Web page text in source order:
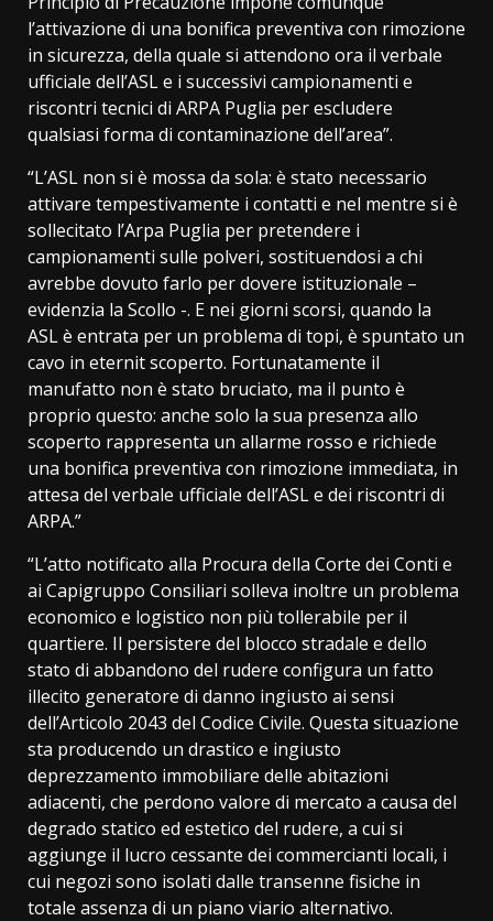
l’attivazione di una bonifica preventiva con rimozione
in sicurezza, della quale si attendono ora il verbale
ufficiale dell’ASL e i successivi campionamenti e
riscontri tecnici di ARPA Puglia per escludere
qualsiasi forma di contaminazione dell’area”.
“L’ASL non si è mossa da sola: è stato necessario
attivare tempestivamente i contatti e nel mentre si è
sollecitato l’Arpa Puglia per pretendere i
campionamenti sulle polveri, sostituendosi a chi
avrebbe dovuto farlo per dovere istituzionale –
evidenzia la Scollo -. E nei giorni scorsi, quando la
ASL è entrata per un problema di topi, è spuntato un
cavo in eternit scoperto. Fortunatamente il
manufatto non è stato bruciato, ma il punto è
proprio questo: anche solo la sua presenza allo
scoperto rappresenta un allarme rosso e richiede
una bonifica preventiva con rimozione immediata, in
attesa del verbale ufficiale dell’ASL e dei riscontri di
ARPA.”
“L’atto notificato alla Procura della Corte dei Conti e
ai Capigruppo Consiliari solleva inoltre un problema
economico e logistico non più tollerabile per il
quartiere. Il persistere del blocco stradale e dello
stato di abbandono del rudere configura un fatto
illecito generatore di danno ingiusto ai sensi
dell’Articolo 2043 del Codice Civile. Questa situazione
sta producendo un drastico e ingiusto
deprezzamento immobiliare delle abitazioni
adiacenti, che perdono valore di mercato a causa del
degrado statico ed estetico del rudere, a cui si
aggiunge il lucro cessante dei commercianti locali, i
cui negozi sono isolati dalle transenne fisiche in
totale assenza di un piano viario alternativo.